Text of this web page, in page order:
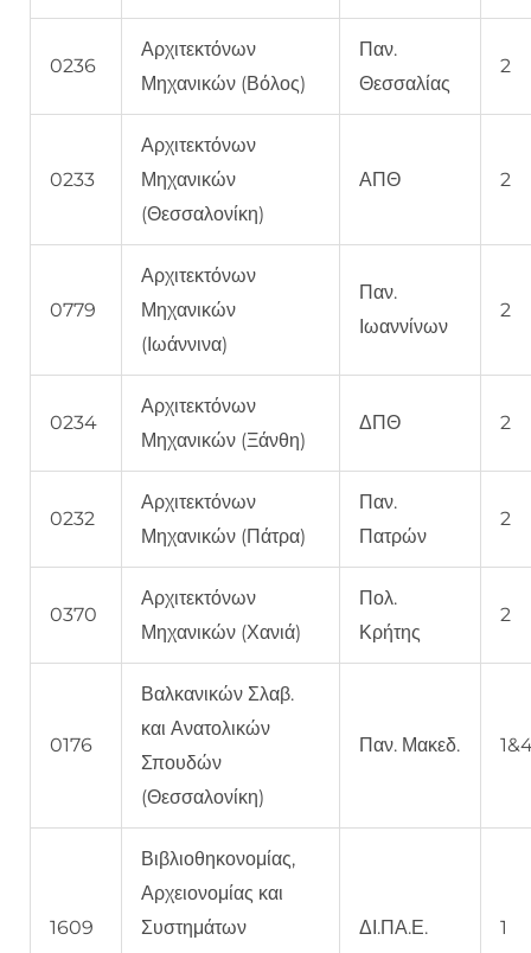
0236
Αρχιτεκτόνων
Μηχανικών (Βόλος)
Παν.
Θεσσαλίας
2
0233
Αρχιτεκτόνων
Μηχανικών
(Θεσσαλονίκη)
ΑΠΘ 2
0779
Αρχιτεκτόνων
Μηχανικών
(Ιωάννινα)
Παν.
Ιωαννίνων
2
0234
Αρχιτεκτόνων
Μηχανικών (Ξάνθη)
ΔΠΘ 2
0232
Αρχιτεκτόνων
Μηχανικών (Πάτρα)
Παν.
Πατρών
2
0370
Αρχιτεκτόνων
Μηχανικών (Χανιά)
Πολ.
Κρήτης
2
0176
Βαλκανικών Σλαβ.
και Ανατολικών
Σπουδών
(Θεσσαλονίκη)
Παν. Μακεδ.
1609
Βιβλιοθηκονομίας,
Αρχειονομίας και
Συστημάτων
ΔΙ.ΠΑ.Ε. 1